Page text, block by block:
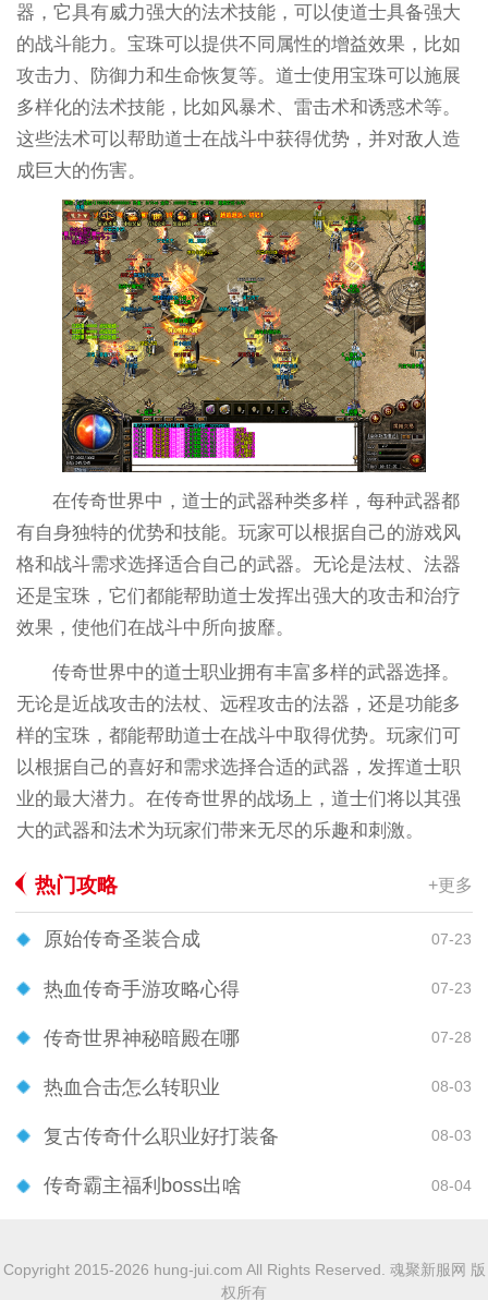
器，它具有威力强大的法术技能，可以使道士具备强大
的战斗能力。宝珠可以提供不同属性的增益效果，比如
攻击力、防御力和生命恢复等。道士使用宝珠可以施展
多样化的法术技能，比如风暴术、雷击术和诱惑术等。
这些法术可以帮助道士在战斗中获得优势，并对敌人造
成巨大的伤害。
在传奇世界中，道士的武器种类多样，每种武器都
有自身独特的优势和技能。玩家可以根据自己的游戏风
格和战斗需求选择适合自己的武器。无论是法杖、法器
还是宝珠，它们都能帮助道士发挥出强大的攻击和治疗
效果，使他们在战斗中所向披靡。
传奇世界中的道士职业拥有丰富多样的武器选择。
无论是近战攻击的法杖、远程攻击的法器，还是功能多
样的宝珠，都能帮助道士在战斗中取得优势。玩家们可
以根据自己的喜好和需求选择合适的武器，发挥道士职
业的最大潜力。在传奇世界的战场上，道士们将以其强
大的武器和法术为玩家们带来无尽的乐趣和刺激。
热门攻略 +更多
原始传奇圣装合成 07-23
热血传奇手游攻略心得 07-23
传奇世界神秘暗殿在哪 07-28
热血合击怎么转职业 08-03
复古传奇什么职业好打装备 08-03
传奇霸主福利boss出啥 08-04
Copyright 2015-2026 hung-jui.com All Rights Reserved. 魂聚新服网 版
权所有